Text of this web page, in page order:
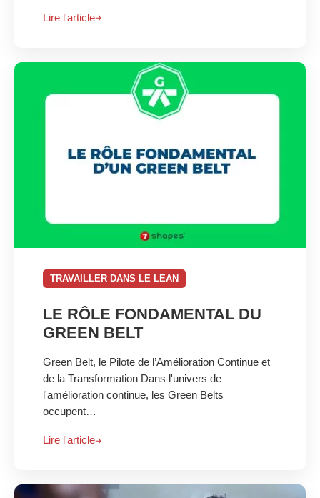
Lire l'article
TRAVAILLER DANS LE LEAN
LE RÔLE FONDAMENTAL DU
GREEN BELT
Green Belt, le Pilote de l’Amélioration Continue et
de la Transformation Dans l'univers de
l'amélioration continue, les Green Belts
occupent…
Lire l'article